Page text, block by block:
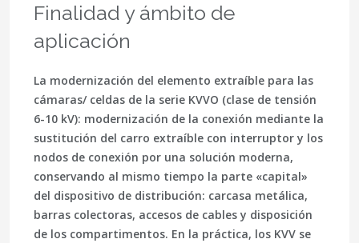
Finalidad y ámbito de
aplicación
La modernización del elemento extraíble para las
cámaras/ celdas de la serie KVVO (clase de tensión
6-10 kV): modernización de la conexión mediante la
sustitución del carro extraíble con interruptor y los
nodos de conexión por una solución moderna,
conservando al mismo tiempo la parte «capital»
del dispositivo de distribución: carcasa metálica,
barras colectoras, accesos de cables y disposición
de los compartimentos. En la práctica, los KVV se